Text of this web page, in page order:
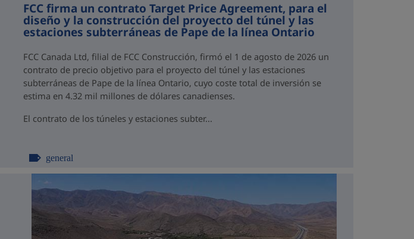
FCC firma un contrato Target Price Agreement, para el
diseño y la construcción del proyecto del túnel y las
estaciones subterráneas de Pape de la línea Ontario
FCC Canada Ltd, filial de FCC Construcción, firmó el 1 de agosto de 2026 un
contrato de precio objetivo para el proyecto del túnel y las estaciones
subterráneas de Pape de la línea Ontario, cuyo coste total de inversión se
estima en 4.32 mil millones de dólares canadienses.
El contrato de los túneles y estaciones subter...
general